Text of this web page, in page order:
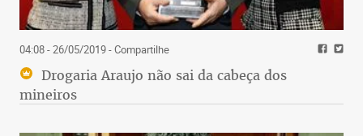
04:08 - 26/05/2019- Compartilhe
Drogaria Araujo não sai da cabeça dos
mineiros